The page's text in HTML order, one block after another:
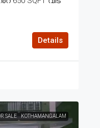
Details
SALE KOTHAMANGALAM